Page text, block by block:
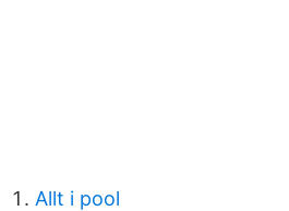
Allt i pool